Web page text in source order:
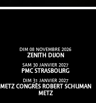
DIM 08 NOVEMBRE 2026
ZENITH DIJON
SAM 30 JANVIER 2027
PMC STRASBOURG
DIM 31 JANVIER 2027
METZ CONGRÈS ROBERT SCHUMAN
METZ